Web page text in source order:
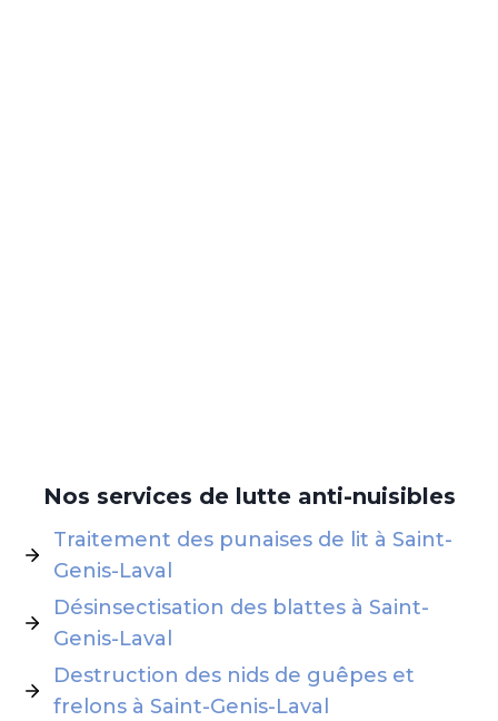
Nos services de lutte anti-nuisibles
Traitement des punaises de lit à Saint-
Genis-Laval
Désinsectisation des blattes à Saint-
Genis-Laval
Destruction des nids de guêpes et
frelons à Saint-Genis-Laval